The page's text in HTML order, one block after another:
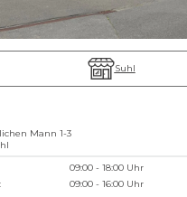
Suhl
Mann 1-3
09:00 - 18:00 Uhr
09:00 - 16:00 Uhr